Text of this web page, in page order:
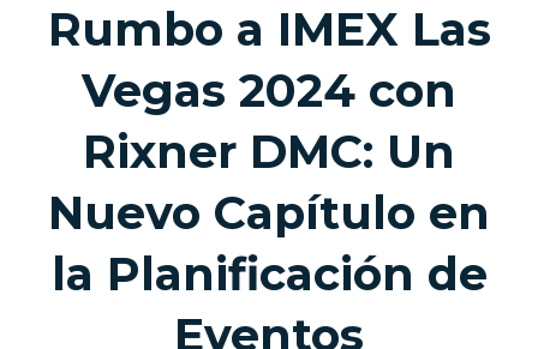
Rumbo a IMEX Las
Vegas 2024 con
Rixner DMC: Un
Nuevo Capítulo en
la Planificación de
Eventos